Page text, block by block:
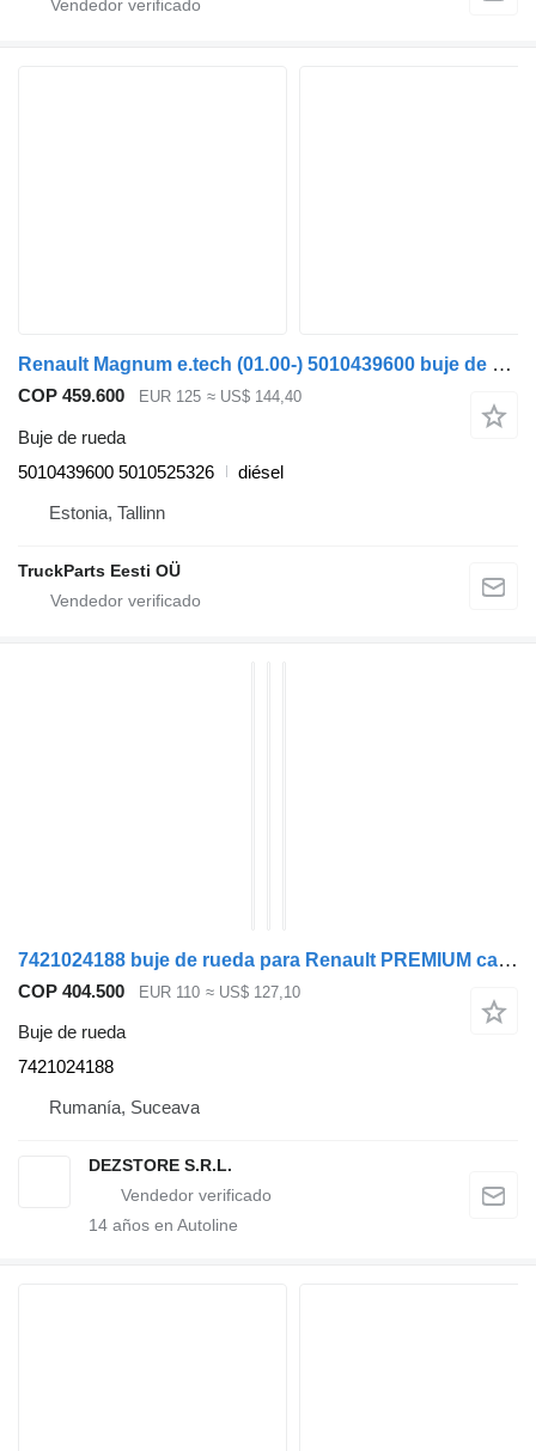
Renault Magnum e.tech (01.00-) 5010439600 buje de rueda para Renault Magnum (1990-2014) cabeza tractora
COP 459.600 EUR 125 ≈ US$ 144,40
Buje de rueda
5010439600 5010525326
diésel
Estonia, Tallinn
TruckParts Eesti OÜ
7421024188 buje de rueda para Renault PREMIUM cabeza tractora
COP 404.500 EUR 110 ≈ US$ 127,10
Buje de rueda
7421024188
Rumanía, Suceava
DEZSTORE S.R.L.
14 años en Autoline